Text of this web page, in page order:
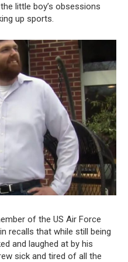
little boy’s obsessions
up sports.
of the US Air Force
recalls that while still being
and laughed at by his
sick and tired of all the